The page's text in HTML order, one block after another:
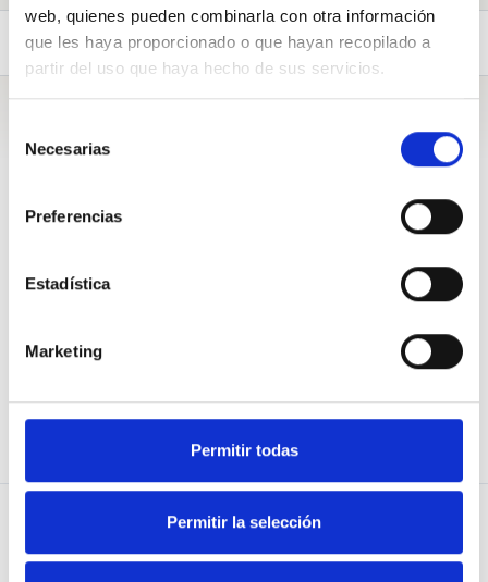
web, quienes pueden combinarla con otra información
que les haya proporcionado o que hayan recopilado a
partir del uso que haya hecho de sus servicios.
Necesarias
Preferencias
Estadística
Marketing
Permitir todas
Permitir la selección
Galderak (42) Biografia
Biografia
locutora radial. Hoy me desempeño como Diputada del
Distrito n°14 (Alhué, Buin, Calera de Tango, Curacaví, El
Paine, Peñaflor, San Bernardo, San Pedro, Talagante) en la
Milito en el Partido Comunista. Paralelamente a mi trabajo
televisivo, he tratado de dar todo en el ámbito social,
donde diversos rostros, mediante eventos y campañas